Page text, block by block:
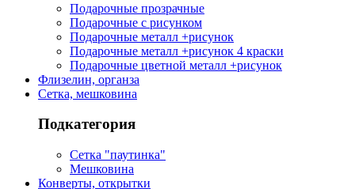
Подарочные прозрачные
Подарочные с рисунком
Подарочные металл +рисунок
Подарочные металл +рисунок 4 краски
Подарочные цветной металл +рисунок
Флизелин, органза
Сетка, мешковина
Подкатегория
Сетка "паутинка"
Мешковина
Конверты, открытки